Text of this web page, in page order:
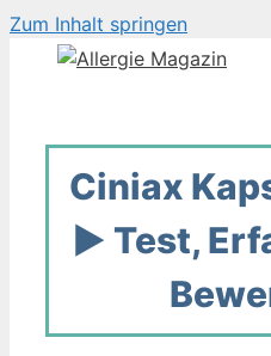
Zum Inhalt springen
Ciniax
▶️ Test,